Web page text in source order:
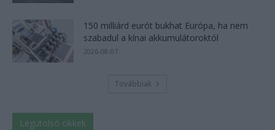
150 milliárd eurót bukhat Európa, ha nem
szabadul a kínai akkumulátoroktól
2026-08-07
Továbbiak
Legutolsó cikkek